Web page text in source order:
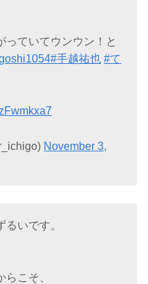
っていてウンウン！と
#手越祐也 #て
November 3,
いです。
こそ、